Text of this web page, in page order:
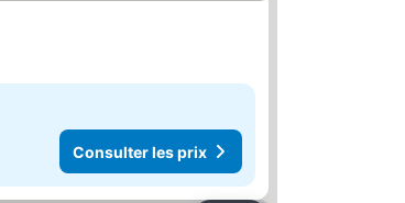
Consulter les prix